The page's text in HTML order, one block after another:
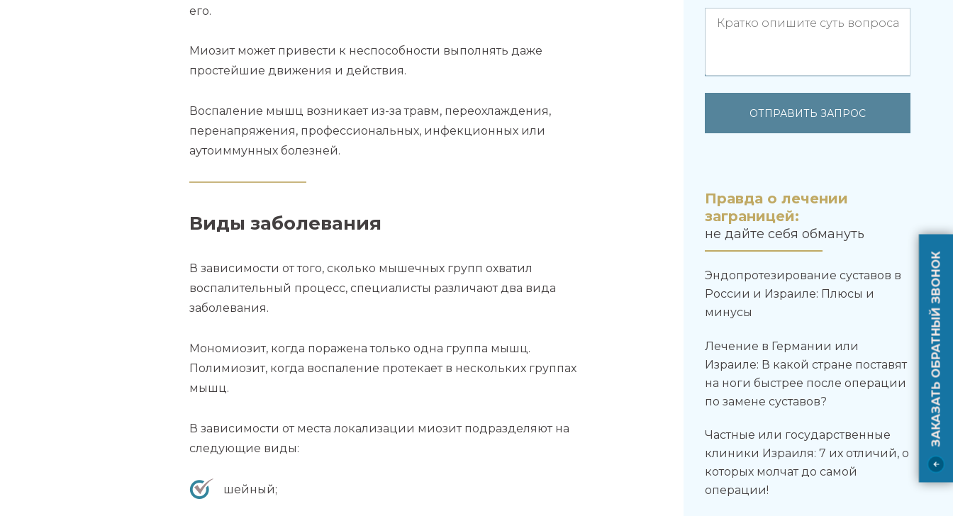
его.
Миозит может привести к неспособности выполнять даже
простейшие движения и действия.
Воспаление мышц возникает из-за травм, переохлаждения,
перенапряжения, профессиональных, инфекционных или
аутоиммунных болезней.
Виды заболевания
В зависимости от того, сколько мышечных групп охватил
воспалительный процесс, специалисты различают два вида
заболевания.
Мономиозит, когда поражена только одна группа мышц.
Полимиозит, когда воспаление протекает в нескольких группах
мышц.
В зависимости от места локализации миозит подразделяют на
следующие виды:
шейный;
Кратко опишите суть вопроса
Правда о лечении
заграницей:
не дайте себя обмануть
Эндопротезирование суставов в
России и Израиле: Плюсы и
минусы
Лечение в Германии или
Израиле: В какой стране поставят
на ноги быстрее после операции
по замене суставов?
Частные или государственные
клиники Израиля: 7 их отличий, о
которых молчат до самой
операции!
ЗАКАЗАТЬ ОБРАТНЫЙ ЗВОНОК